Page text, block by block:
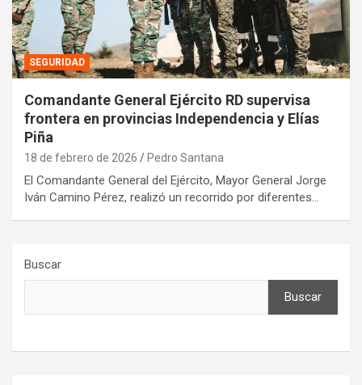
SEGURIDAD
Comandante General Ejército RD supervisa
frontera en provincias Independencia y Elías
Piña
18 de febrero de 2026 Pedro Santana
El Comandante General del Ejército, Mayor General Jorge
Iván Camino Pérez, realizó un recorrido por diferentes…
Buscar
Buscar